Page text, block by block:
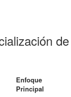
de
Enfoque
Principal